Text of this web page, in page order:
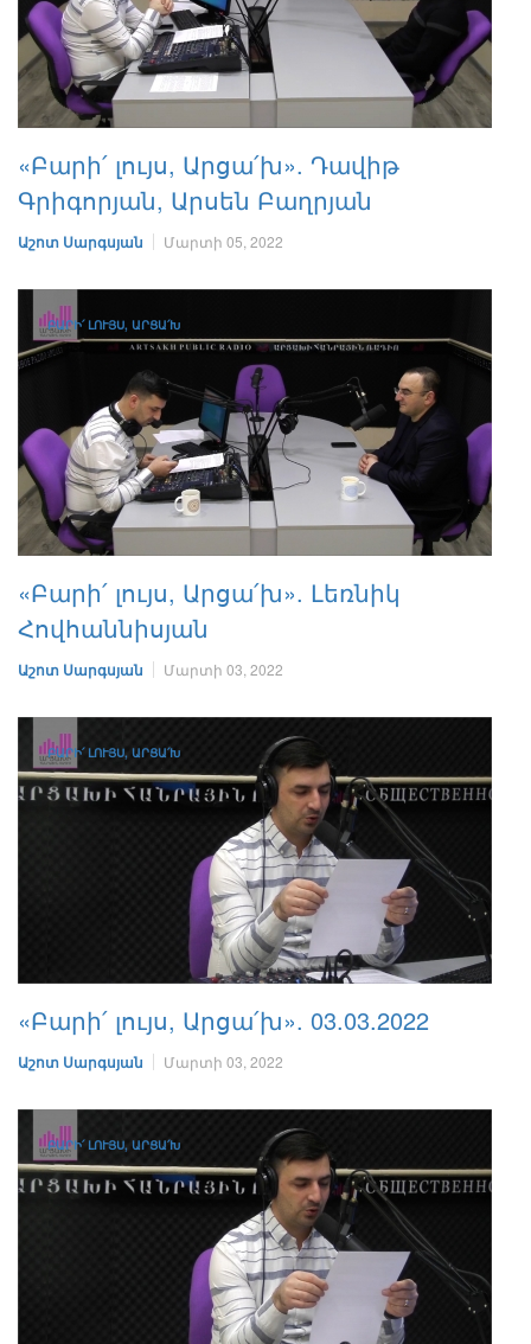
«Բարի՛ լույս, Արցա՛խ». Դավիթ
Գրիգորյան, Արսեն Բաղրյան
Աշոտ Սարգսյան Մարտի 05, 2022
ԲԱՐԻ՛ ԼՈՒՅՍ, ԱՐՑԱ՛Խ
«Բարի՛ լույս, Արցա՛խ». Լեռնիկ
Հովհաննիսյան
Աշոտ Սարգսյան Մարտի 03, 2022
ԲԱՐԻ՛ ԼՈՒՅՍ, ԱՐՑԱ՛Խ
«Բարի՛ լույս, Արցա՛խ». 03.03.2022
Աշոտ Սարգսյան Մարտի 03, 2022
ԲԱՐԻ՛ ԼՈՒՅՍ, ԱՐՑԱ՛Խ